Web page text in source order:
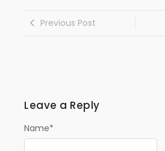
Previous Post
Leave a Reply
Name*